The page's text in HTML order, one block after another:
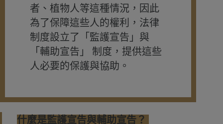
者、植物人等這種情況，因此
為了保障這些人的權利，法律
制度設立了「監護宣告」與
「輔助宣告」 制度，提供這些
人必要的保護與協助。
什麼是監護宣告與輔助宣告？